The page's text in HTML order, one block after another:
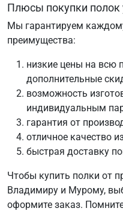
Плюсы покупки полок
Мы гарантируем
преимущества:
низкие цены на всю
дополнительные
возможность
индивидуальным
гарантия от
отличное качество
быстрая доставку
Чтобы купить полки от
Владимиру и Мурому,
оформите заказ.